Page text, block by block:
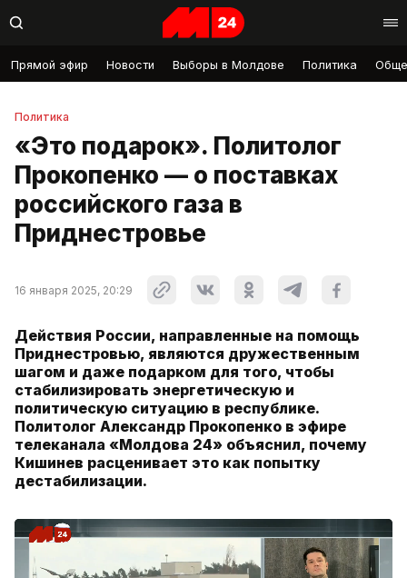
Прямой эфир Новости Выборы в Молдове Политика
Политика
«Это подарок». Политолог
Прокопенко — о поставках
российского газа в
Приднестровье
16 января 2025, 20:29
Действия России, направленные на помощь
Приднестровью, являются дружественным
шагом и даже подарком для того, чтобы
стабилизировать энергетическую и
политическую ситуацию в республике.
Политолог Александр Прокопенко в эфире
телеканала «Молдова 24» объяснил, почему
Кишинев расценивает это как попытку
дестабилизации.